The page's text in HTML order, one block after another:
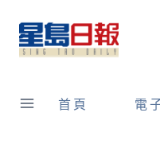
content
首頁 電